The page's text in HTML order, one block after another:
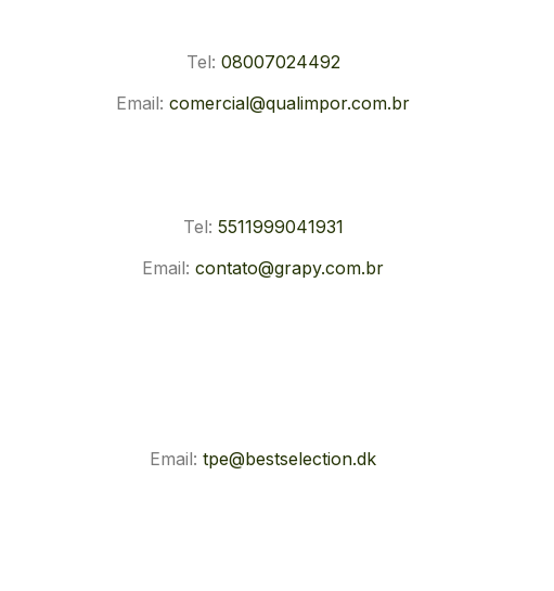
Tel: 08007024492
Email:comercial@qualimpor.com.br
Tel: 5511999041931
Email:contato@grapy.com.br
Email:tpe@bestselection.dk